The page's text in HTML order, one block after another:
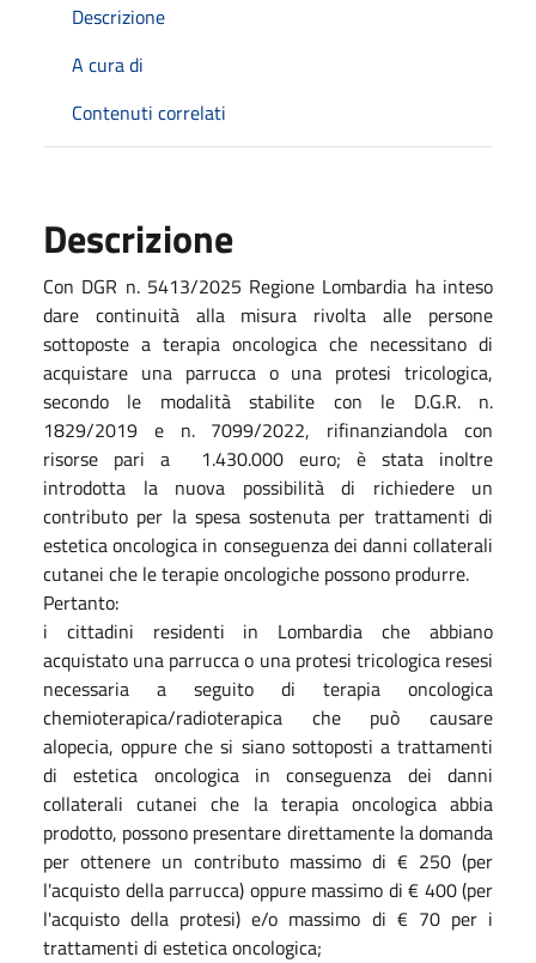
Descrizione
A cura di
Contenuti correlati
Descrizione
Con DGR n. 5413/2025 Regione Lombardia ha inteso
dare continuità alla misura rivolta alle persone
sottoposte a terapia oncologica che necessitano di
acquistare una parrucca o una protesi tricologica,
secondo le modalità stabilite con le D.G.R. n.
1829/2019 e n. 7099/2022, rifinanziandola con
risorse pari a 1.430.000 euro; è stata inoltre
introdotta la nuova possibilità di richiedere un
contributo per la spesa sostenuta per trattamenti di
estetica oncologica in conseguenza dei danni collaterali
cutanei che le terapie oncologiche possono produrre.
Pertanto:
i cittadini residenti in Lombardia che abbiano
acquistato una parrucca o una protesi tricologica resesi
necessaria a seguito di terapia oncologica
chemioterapica/radioterapica che può causare
alopecia, oppure che si siano sottoposti a trattamenti
di estetica oncologica in conseguenza dei danni
collaterali cutanei che la terapia oncologica abbia
prodotto, possono presentare direttamente la domanda
per ottenere un contributo massimo di € 250 (per
l'acquisto della parrucca) oppure massimo di € 400 (per
l'acquisto della protesi) e/o massimo di € 70 per i
trattamenti di estetica oncologica;